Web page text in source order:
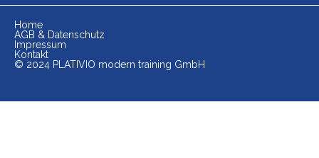
Home
AGB & Datenschutz
Impressum
Kontakt
© 2024 PLATIVIO modern training GmbH